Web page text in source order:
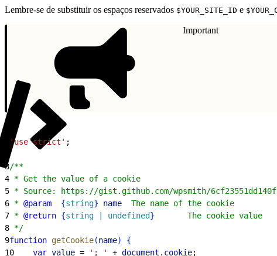
Lembre-se de substituir os espaços reservados $YOUR_SITE_ID e
Important
'use strict' ;
3/**
4 * Get the value of a cookie
5 * Source: https://gist.github.com/wpsmith/
6 * @param {string} name
  The name of the cookie
7 * @return {string | undefined}
       The cookie value
8 */
9function getCookie(name)
{
10
    var
value = '; ' + document . cookie;